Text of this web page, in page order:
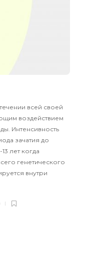
всей своей
воздействием
Интенсивность
зачатия до
лет когда
генетического
внутри